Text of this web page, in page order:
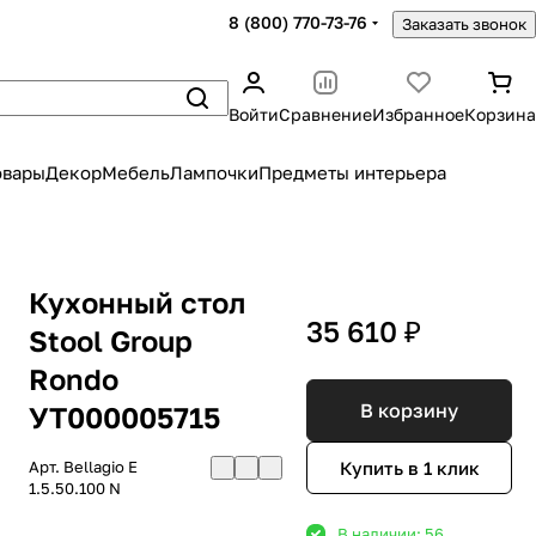
8 (800) 770-73-76 Заказать звонок
ВойтиСравнениеИзбранноеКорзина
ДекорМебельЛампочкиПредметы интерьера
Кухонный стол
Stool Group
Rondo
УТ000005715
Арт. Bellagio E
1.5.50.100 N
35 610 ₽
В корзину
Купить в 1 клик